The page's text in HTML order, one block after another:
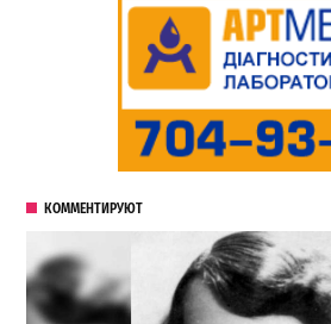
КОММЕНТИРУЮТ